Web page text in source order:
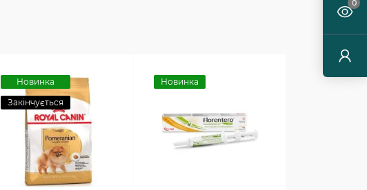
0
Новинка
Закінчується
Новинка